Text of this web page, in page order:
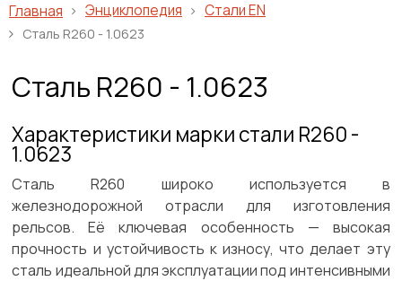
Главная Энциклопедия Стали EN
Сталь R260 - 1.0623
Сталь R260 - 1.0623
Характеристики марки стали R260 -
1.0623
Сталь R260 широко используется в
железнодорожной отрасли для изготовления
рельсов. Её ключевая особенность — высокая
прочность и устойчивость к износу, что делает эту
сталь идеальной для эксплуатации под интенсивными